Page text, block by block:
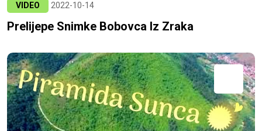
VIDEO 2022-10-14
Prelijepe Snimke Bobovca Iz Zraka